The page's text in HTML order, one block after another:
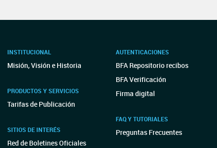
INSTITUCIONAL
Misión, Visión e Historia
PRODUCTOS Y SERVICIOS
Tarifas de Publicación
SITIOS DE INTERÉS
Red de Boletines Oficiales
AUTENTICACIONES
BFA Repositorio recibos
BFA Verificación
Firma digital
FAQ Y TUTORIALES
Preguntas Frecuentes